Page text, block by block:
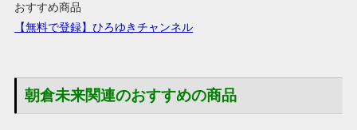
おすすめ商品
【無料で登録】ひろゆきチャンネル
朝倉未来関連のおすすめの商品